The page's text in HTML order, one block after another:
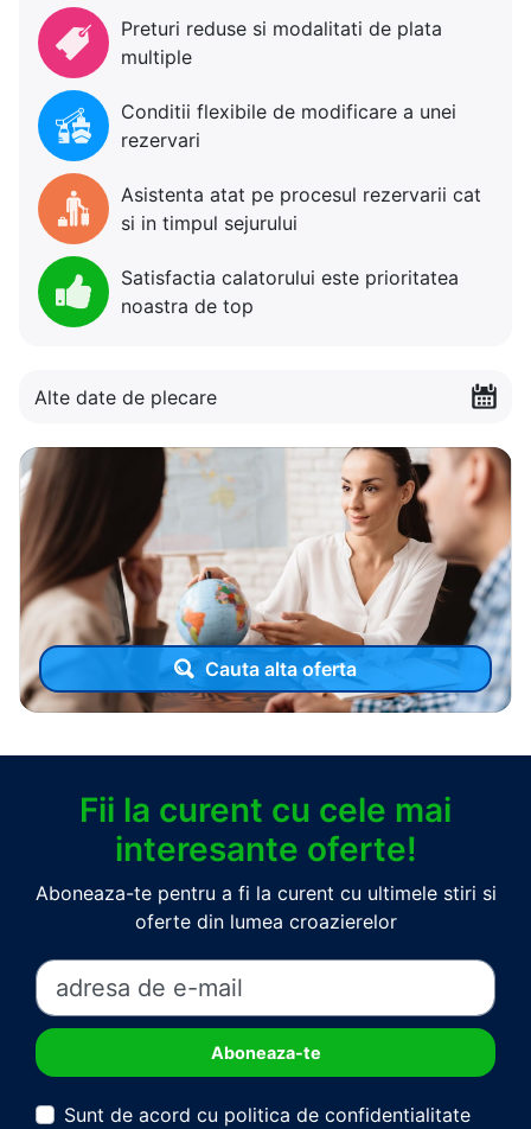
Preturi reduse si modalitati de plata
multiple
Conditii flexibile de modificare a unei
rezervari
Asistenta atat pe procesul rezervarii cat
si in timpul sejurului
Satisfactia calatorului este prioritatea
noastra de top
Alte date de plecare
Cauta alta oferta
Fii la curent cu cele mai
interesante oferte!
Aboneaza-te pentru a fi la curent cu ultimele stiri si
oferte din lumea croazierelor
Sunt de acord cu politica de confidentialitate